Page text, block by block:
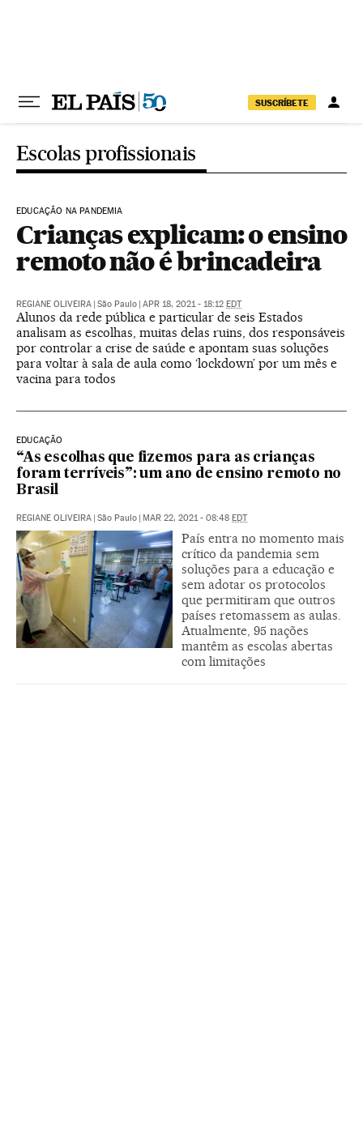
SUSCRÍBETE
Escolas profissionais
EDUCAÇÃO NA PANDEMIA
Crianças explicam: o ensino
remoto não é brincadeira
REGIANE OLIVEIRA | São Paulo | APR 18, 2021 - 18:12 EDT
Alunos da rede pública e particular de seis Estados
analisam as escolhas, muitas delas ruins, dos responsáveis
por controlar a crise de saúde e apontam suas soluções
para voltar à sala de aula como ‘lockdown’ por um mês e
vacina para todos
EDUCAÇÃO
“As escolhas que fizemos para as crianças
foram terríveis”: um ano de ensino remoto no
Brasil
REGIANE OLIVEIRA | São Paulo | MAR 22, 2021 - 08:48 EDT
País entra no momento mais
crítico da pandemia sem
soluções para a educação e
sem adotar os protocolos
que permitiram que outros
países retomassem as aulas.
Atualmente, 95 nações
mantêm as escolas abertas
com limitações